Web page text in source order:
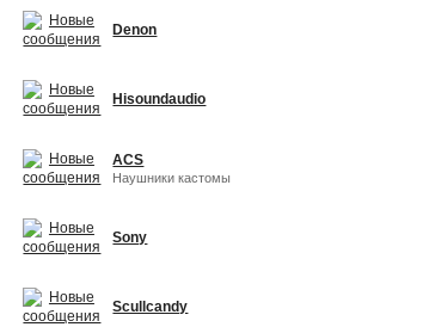
Denon
Hisoundaudio
ACS
Наушники кастомы
Sony
Scullcandy